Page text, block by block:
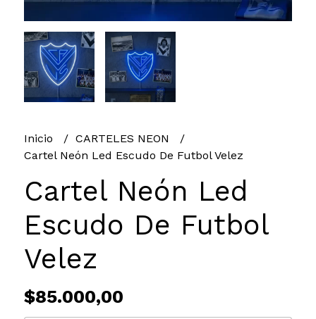
Inicio
CARTELES NEON
Cartel Neón Led Escudo De Futbol Velez
Cartel Neón Led
Escudo De Futbol
Velez
$85.000,00